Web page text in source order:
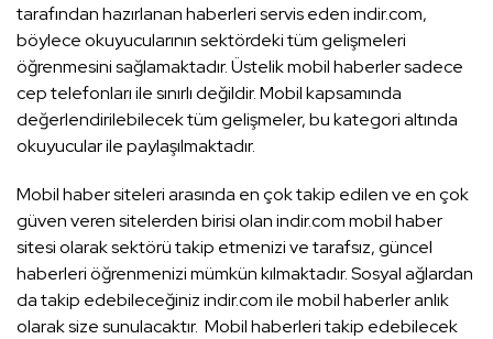
tarafından hazırlanan haberleri servis eden indir.com,
böylece okuyucularının sektördeki tüm gelişmeleri
öğrenmesini sağlamaktadır. Üstelik mobil haberler sadece
cep telefonları ile sınırlı değildir. Mobil kapsamında
değerlendirilebilecek tüm gelişmeler, bu kategori altında
okuyucular ile paylaşılmaktadır.
Mobil haber siteleri arasında en çok takip edilen ve en çok
güven veren sitelerden birisi olan indir.com mobil haber
sitesi olarak sektörü takip etmenizi ve tarafsız, güncel
haberleri öğrenmenizi mümkün kılmaktadır. Sosyal ağlardan
da takip edebileceğiniz indir.com ile mobil haberler anlık
olarak size sunulacaktır. Mobil haberleri takip edebilecek